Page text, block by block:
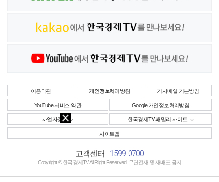
이용약관 개인정보처리방침 기사배열 기본방침
YouTube 서비스 약관 Google 개인정보처리방침
사업자정보 한국경제TV 패밀리 사이트
사이트맵
고객센터 1599-0700
Copyright © 한국경제TV All Right Reserved. 무단전재 및 재배포 금지